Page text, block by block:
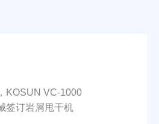
KOSUN VC-1000
签订岩屑甩干机